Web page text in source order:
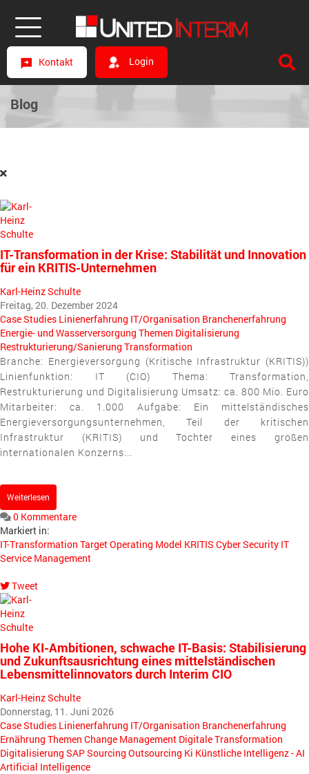
Kontakt Login
Blog
IT-Transformation in der Krise: Stabilität und Innovation
für ein KRITIS-Unternehmen
Karl-Heinz Schulte
Freitag, 20. Dezember 2024
Case Studies Linienerfahrung IT/Organisation Branchenerfahrung
Energie- und Wasserversorgung Themen Digitalisierung
Restrukturierung/Sanierung Transformation
Branche: Energieversorgung (Kritische Infrastruktur (KRITIS))
Linienfunktion: IT (CIO) Thema: Transformation,
Restrukturierung und Digitalisierung Umsatz: ca. 800 Mio. Euro
Mitarbeiter: ca. 1.000 Aufgabe: Ein mittelständisches
Energieversorgungsunternehmen, Teil der kritischen
Infrastruktur (KRITIS) und Tochter eines großen
internationalen Konzerns...
Weiterlesen
0 Kommentare
Markiert in:
IT-Transformation Target Operating Model KRITIS Cyber Security IT
Service Management
Tweet
pinterest
Hohe KI-Ambitionen, schwache IT-Basis: Stabilisierung
und Zukunftsausrichtung eines mittelständischen
Lebensmittelinnovators durch Interim CIO
Karl-Heinz Schulte
Donnerstag, 11. Juni 2026
Case Studies Linienerfahrung IT/Organisation Branchenerfahrung
Ernährung Themen Change Management Digitale Transformation
Digitalisierung SAPSourcing Outsourcing Ki Künstliche Intelligenz - AI
Artificial Intelligence